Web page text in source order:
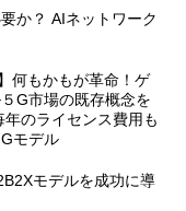
か？ AIネットワーク
何もかもが革命！ゲ
G市場の既存概念を
のライセンス費用も
モデル
モデルを成功に導